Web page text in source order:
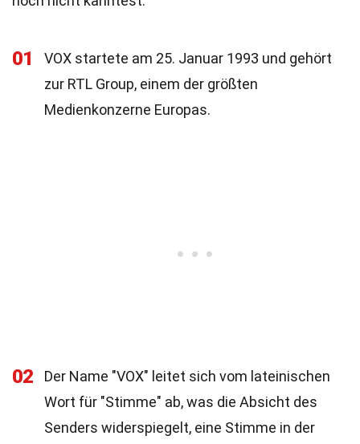
01
VOX startete am 25. Januar 1993 und gehört
zur RTL Group, einem der größten
Medienkonzerne Europas.
02
Der Name "VOX" leitet sich vom lateinischen
Wort für "Stimme" ab, was die Absicht des
Senders widerspiegelt, eine Stimme in der